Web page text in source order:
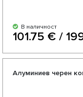
В наличност
101.75 € /
Алуминиев черен